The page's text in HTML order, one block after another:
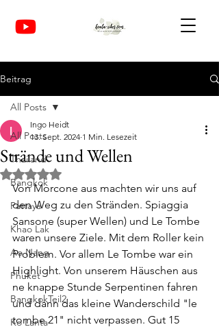
Beitrag
All Posts
Thailand
Bangkok
Pattaya
Khao Lak
Ao Nang
Phuket
BangkokTeil2
Ko Lanta
All Posts
Strände und Wellen
Ingo Heidt
13. Sept. 2024 1 Min. Lesezeit
Mit NaN von 5 Sternen bewertet.
Von Morcone aus machten wir uns auf
den Weg zu den Stränden. Spiaggia
Sansone (super Wellen) und Le Tombe
waren unsere Ziele. Mit dem Roller kein
Problem. Vor allem Le Tombe war ein
Highlight. Von unserem Häuschen aus
ne knappe Stunde Serpentinen fahren
und dann das kleine Wanderschild "le
tombe 21" nicht verpassen. Gut 15